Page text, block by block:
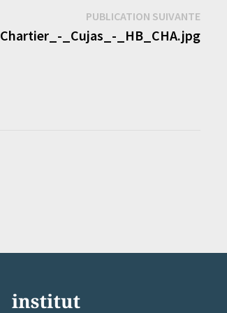
PUBLICATION SUIVANTE
Chartier_-_Cujas_-_HB_CHA.jpg